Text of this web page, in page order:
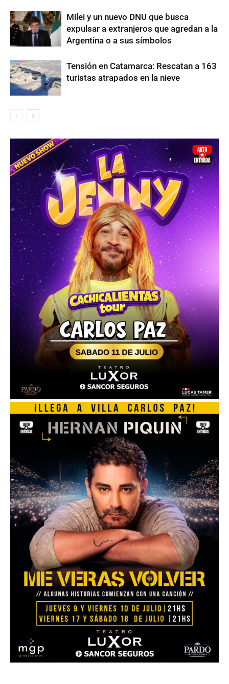
Milei y un nuevo DNU que busca
expulsar a extranjeros que agredan a la
Argentina o a sus símbolos
Tensión en Catamarca: Rescatan a 163
turistas atrapados en la nieve